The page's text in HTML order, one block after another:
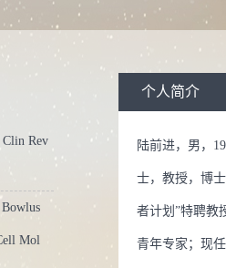
联系方式： +86-731-85295860
研究所所长 医学表观基因组学
衡阳医学院
Clin Rev
Mol
个人简介
陆前进，男，
士，教授，博
者计划”特聘教
青年专家；现